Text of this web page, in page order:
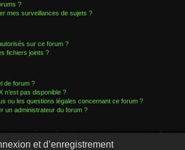
?
mes surveillances de sujets ?
sur ce forum ?
fichiers joints ?
de forum ?
n’est pas disponible ?
ou les questions légales concernant ce forum ?
un administrateur du forum ?
et d’enregistrement